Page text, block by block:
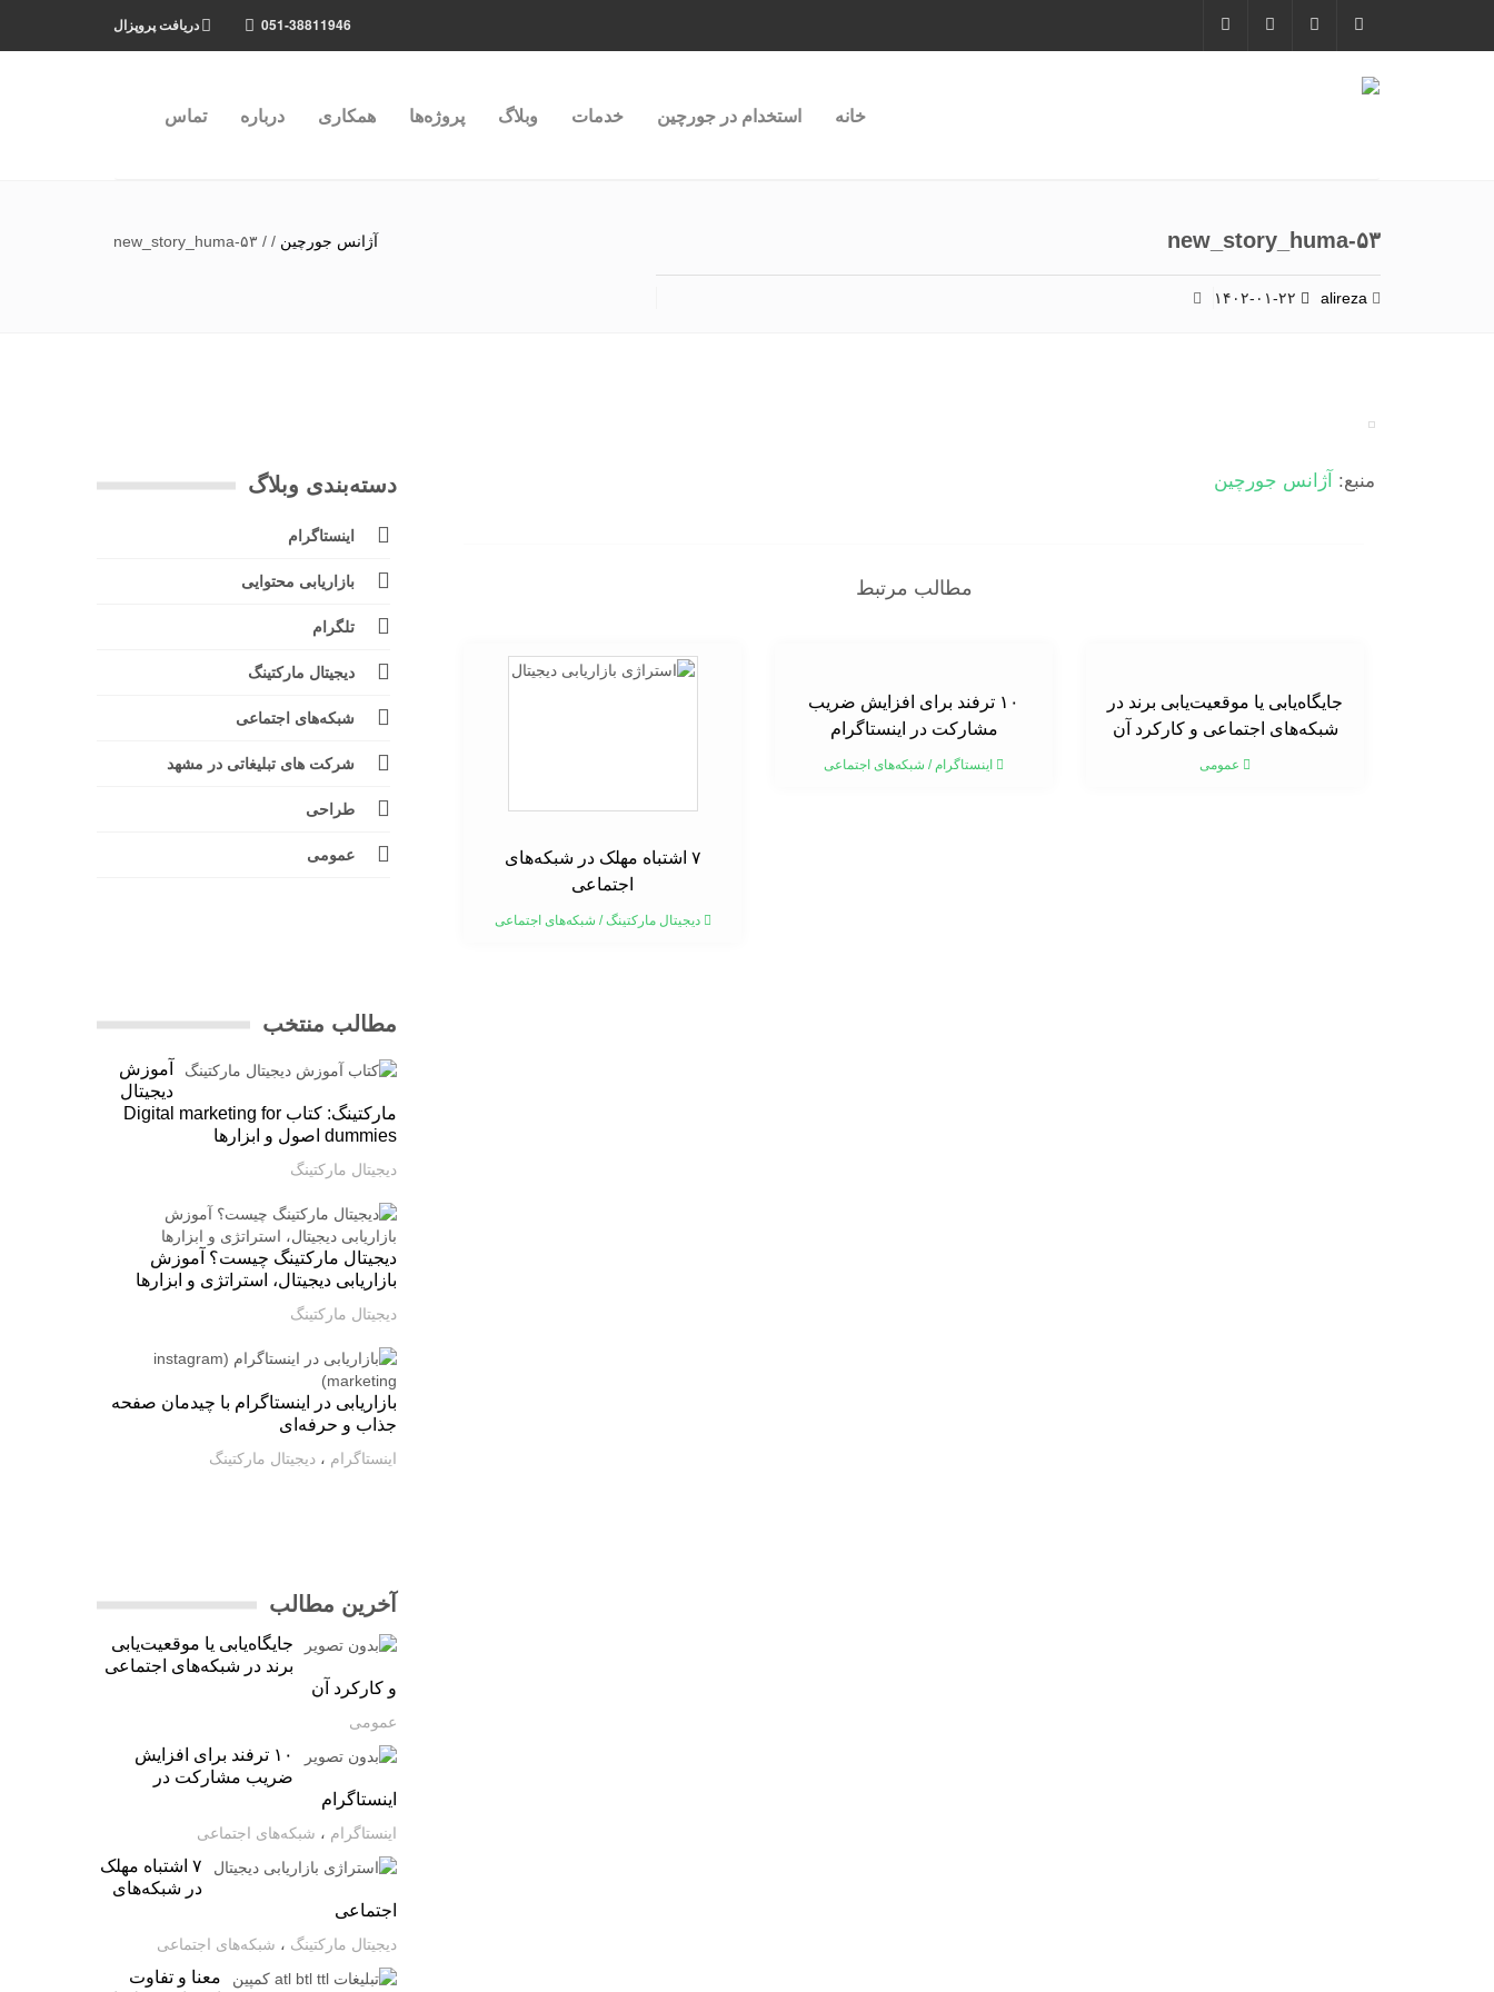
دریافت پروپزال 051-38811946
خانه استخدام در جورچین خدمات وبلاگ پروژه‌ها همکاری درباره تماس
new_story_huma-۵۳
alireza
آژانس جورچین /
/ new_story_huma-۵۳
منبع: آژانس جورچین
مطالب مرتبط
جایگاه‌یابی یا موقعیت‌یابی برند در
شبکه‌های اجتماعی و کارکرد آن
عمومی
۱۰ ترفند برای افزایش ضریب
مشارکت در اینستاگرام
اینستاگرام / شبکه‌های اجتماعی
۷ اشتباه مهلک در شبکه‌های
اجتماعی
دیجیتال مارکتینگ/ شبکه‌های اجتماعی
دسته‌بندی وبلاگ
اینستاگرام
بازاریابی محتوایی
تلگرام
دیجیتال مارکتینگ
شبکه‌های اجتماعی
شرکت های تبلیغاتی در مشهد
طراحی
عمومی
مطالب منتخب
آموزش
دیجیتال
مارکتینگ: کتاب Digital marketing for
dummies اصول و ابزارها
دیجیتال مارکتینگ
دیجیتال مارکتینگ چیست؟ آموزش
بازاریابی دیجیتال، استراتژی و ابزارها
دیجیتال مارکتینگ
بازاریابی در اینستاگرام با چیدمان صفحه
جذاب و حرفه‌ای
اینستاگرام ، دیجیتال مارکتینگ
آخرین مطالب
جایگاه‌یابی یا موقعیت‌یابی
برند در شبکه‌های اجتماعی
و کارکرد آن
عمومی
۱۰ ترفند برای افزایش
ضریب مشارکت در
اینستاگرام
اینستاگرام ، شبکه‌های اجتماعی
۷ اشتباه مهلک
در شبکه‌های
اجتماعی
دیجیتال مارکتینگ ، شبکه‌های اجتماعی
معنا و تفاوت